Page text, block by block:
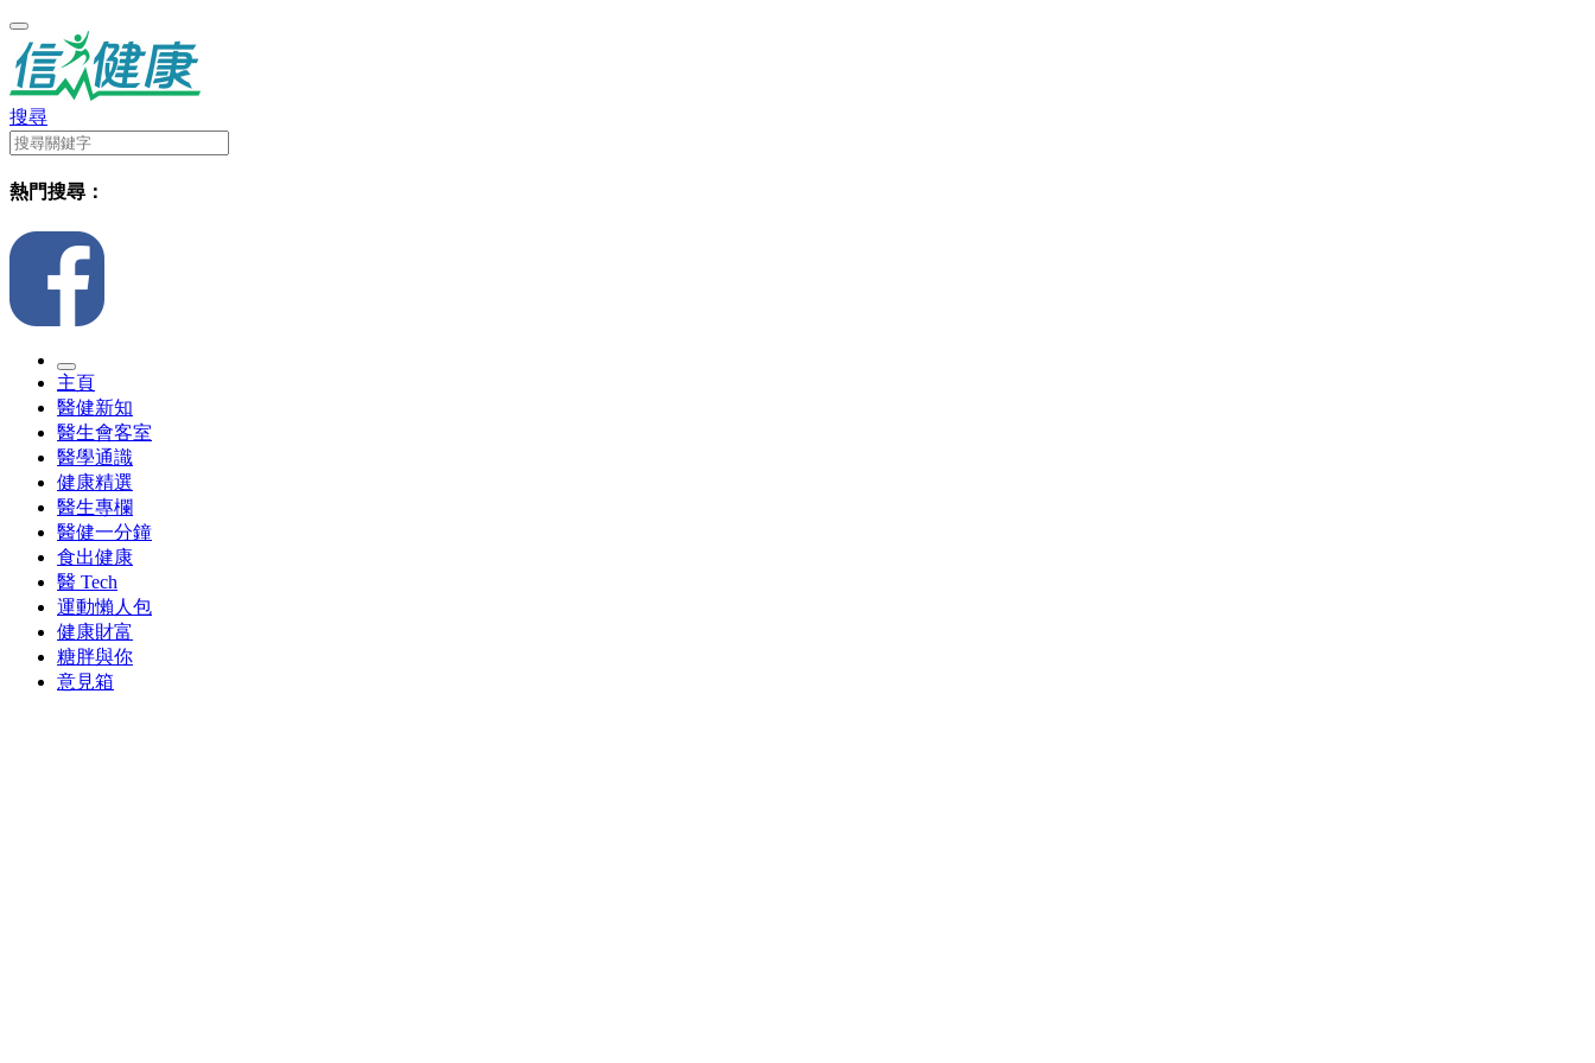
搜尋
熱門搜尋：
主頁
醫健新知
醫生會客室
醫學通識
健康精選
醫生專欄
醫健一分鐘
食出健康
醫 Tech
運動懶人包
健康財富
糖胖與你
意見箱